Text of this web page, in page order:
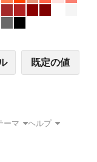
ーマ
ヘルプ